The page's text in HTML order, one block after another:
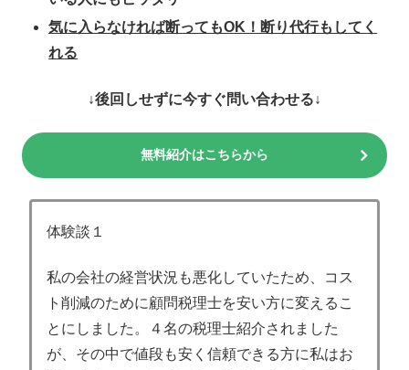
気に入らなければ断ってもOK！断り代行もしてく
れる
↓後回しせずに今すぐ問い合わせる↓
無料紹介はこちらから
体験談１
私の会社の経営状況も悪化していたため、コス
ト削減のために顧問税理士を安い方に変えるこ
とにしました。４名の税理士紹介されました
が、その中で値段も安く信頼できる方に私はお